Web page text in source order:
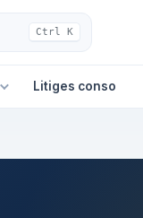
Ctrl K
Litiges conso